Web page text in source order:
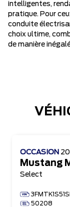
intelligentes,
pratique. Pour
conduite
choix ultime,
de manière
OCCASION
Select
50208